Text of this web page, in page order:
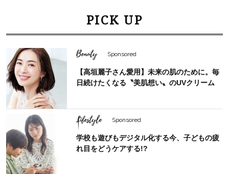
PICK UP
Beauty Sponsored
【高垣麗子さん愛用】未来の肌のために。毎
日続けたくなる〝美肌想い〟のUVクリーム
Lifestyle Sponsored
学校も遊びもデジタル化する今、子どもの疲
れ目をどうケアする!?